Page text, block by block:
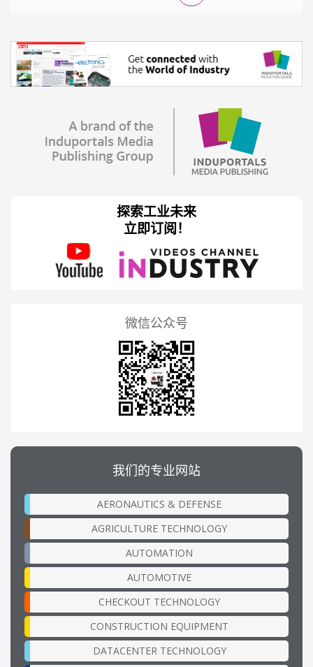
探索工业未来
立即订阅！
微信公众号
我们的专业网站
AERONAUTICS & DEFENSE
AGRICULTURE TECHNOLOGY
AUTOMATION
AUTOMOTIVE
CHECKOUT TECHNOLOGY
CONSTRUCTION EQUIPMENT
DATACENTER TECHNOLOGY